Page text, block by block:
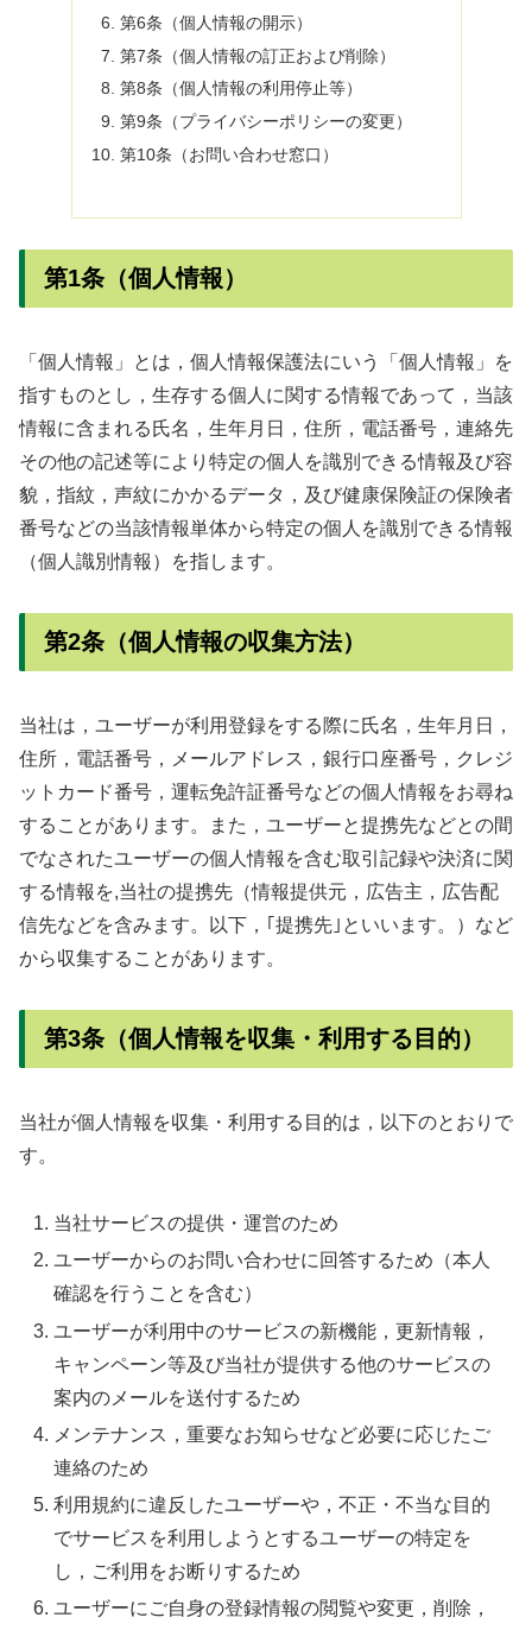
第6条（個人情報の開示）
第7条（個人情報の訂正および削除）
第8条（個人情報の利用停止等）
第9条（プライバシーポリシーの変更）
第10条（お問い合わせ窓口）
第1条（個人情報）
「個人情報」とは，個人情報保護法にいう「個人情報」を
指すものとし，生存する個人に関する情報であって，当該
情報に含まれる氏名，生年月日，住所，電話番号，連絡先
その他の記述等により特定の個人を識別できる情報及び容
貌，指紋，声紋にかかるデータ，及び健康保険証の保険者
番号などの当該情報単体から特定の個人を識別できる情報
（個人識別情報）を指します。
第2条（個人情報の収集方法）
当社は，ユーザーが利用登録をする際に氏名，生年月日，
住所，電話番号，メールアドレス，銀行口座番号，クレジ
ットカード番号，運転免許証番号などの個人情報をお尋ね
することがあります。また，ユーザーと提携先などとの間
でなされたユーザーの個人情報を含む取引記録や決済に関
する情報を,当社の提携先（情報提供元，広告主，広告配
信先などを含みます。以下，｢提携先｣といいます。）など
から収集することがあります。
第3条（個人情報を収集・利用する目的）
当社が個人情報を収集・利用する目的は，以下のとおりで
す。
当社サービスの提供・運営のため
ユーザーからのお問い合わせに回答するため（本人
確認を行うことを含む）
ユーザーが利用中のサービスの新機能，更新情報，
キャンペーン等及び当社が提供する他のサービスの
案内のメールを送付するため
メンテナンス，重要なお知らせなど必要に応じたご
連絡のため
利用規約に違反したユーザーや，不正・不当な目的
でサービスを利用しようとするユーザーの特定を
し，ご利用をお断りするため
ユーザーにご自身の登録情報の閲覧や変更，削除，